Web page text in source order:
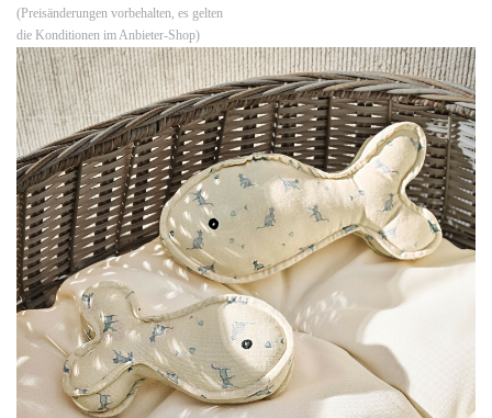
(Preisänderungen vorbehalten, es gelten
die Konditionen im Anbieter-Shop)